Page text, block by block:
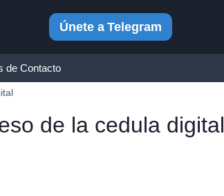
Únete a Telegram
de Contacto
de la cedula digital